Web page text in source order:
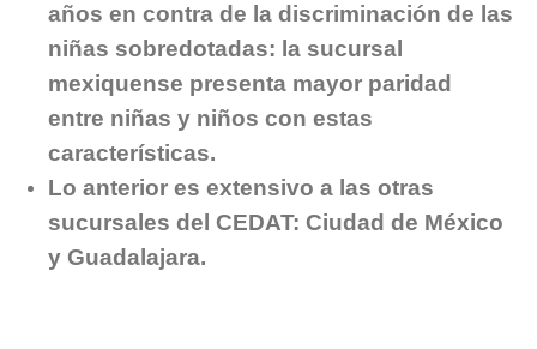
años en contra de la discriminación de las
niñas sobredotadas: la sucursal
mexiquense presenta mayor paridad
entre niñas y niños con estas
características.
Lo anterior es extensivo a las otras
sucursales del CEDAT: Ciudad de México
y Guadalajara.